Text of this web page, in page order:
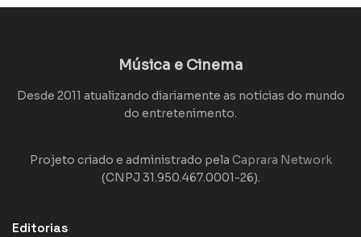
Música e Cinema
Desde 2011 atualizando diariamente as notícias do mundo
do entretenimento.
Projeto criado e administrado pela Caprara Network
(CNPJ 31.950.467.0001-26).
Editorias